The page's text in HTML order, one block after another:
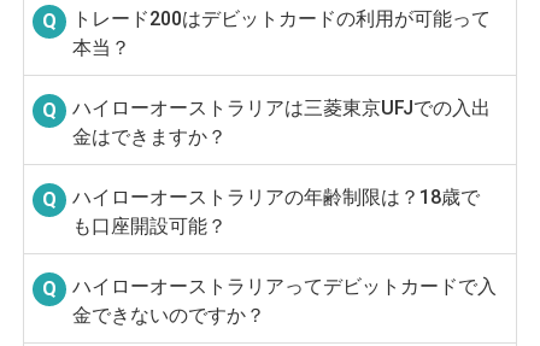
トレード200はデビットカードの利用が可能って
本当？
ハイローオーストラリアは三菱東京UFJでの入出
金はできますか？
ハイローオーストラリアの年齢制限は？18歳で
も口座開設可能？
ハイローオーストラリアってデビットカードで入
金できないのですか？